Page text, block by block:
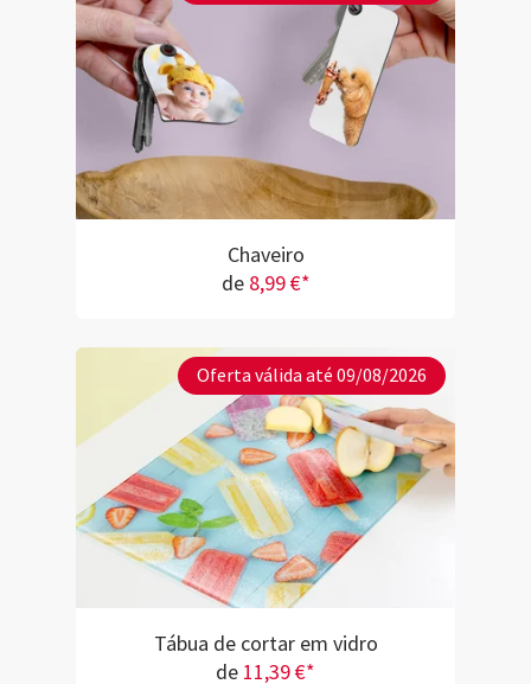
Chaveiro
de 8,99 €*
Oferta válida até 09/08/2026
Tábua de cortar em vidro
de 11,39 €*